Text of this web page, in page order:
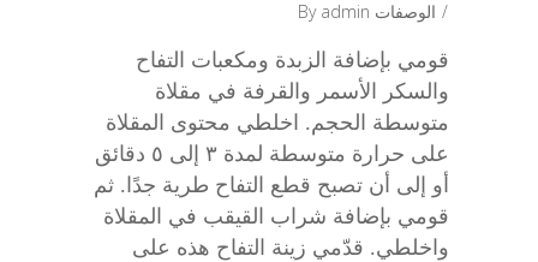
الوصفات By admin
قومي بإضافة الزبدة ومكعبات التفاح
والسكر الأسمر والقرفة في مقلاة
متوسطة الحجم. اخلطي محتوى المقلاة
على حرارة متوسطة لمدة ٣ إلى ٥ دقائق
أو إلى أن تصبح قطع التفاح طرية جدًا. ثم
قومي بإضافة شراب القيقب في المقلاة
واخلطي. قدّمي زينة التفاح هذه على